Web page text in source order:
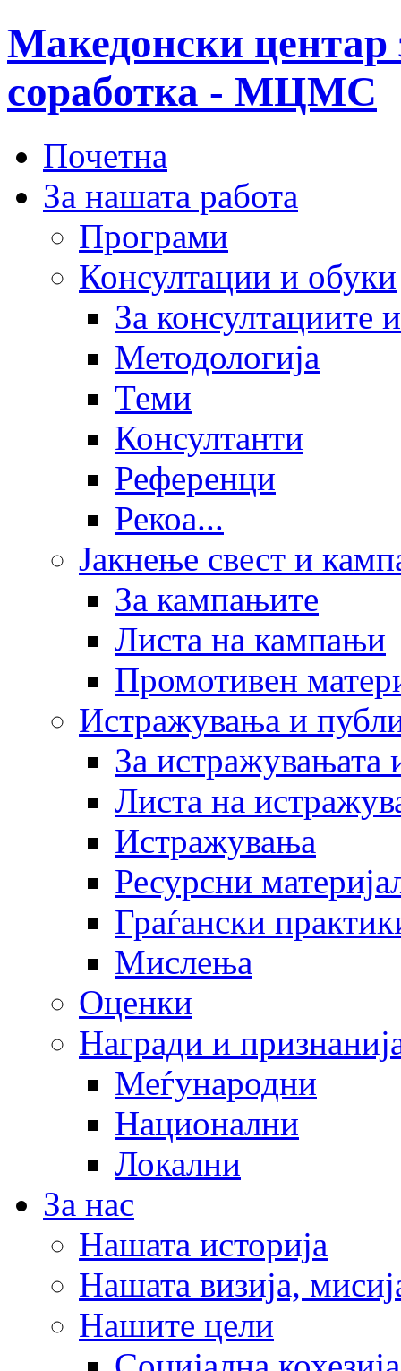
Македонски центар
соработка - МЦМС
Почетна
За нашата работа
Програми
Консултации и обуки
За консултациите
Методологија
Теми
Консултанти
Референци
Рекоа...
Јакнење свест и
За кампањите
Листа на кампањи
Промотивен
Истражувања и
За истражувањата
Листа на
Истражувања
Ресурсни
Граѓански
Мислења
Оценки
Награди и
Меѓународни
Национални
Локални
За нас
Нашата историја
Нашата визија,
Нашите цели